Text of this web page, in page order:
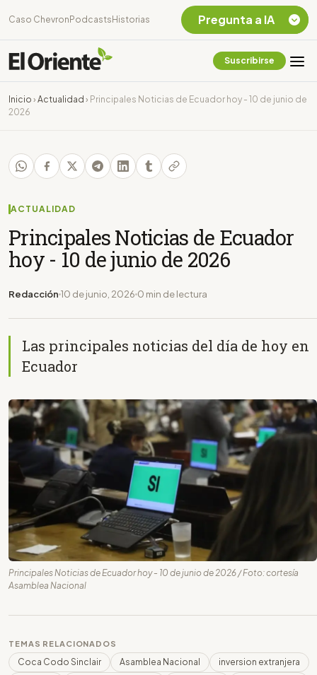
Caso Chevron Podcasts Historias
Suscribirse
Inicio › Actualidad › Principales Noticias de Ecuador hoy - 10 de junio de
2026
ACTUALIDAD
Principales Noticias de Ecuador
hoy - 10 de junio de 2026
Redacción 10 de junio, 2026 0 min de lectura
Las principales noticias del día de hoy en
Ecuador
Principales Noticias de Ecuador hoy - 10 de junio de 2026 / Foto: cortesía
Asamblea Nacional
TEMAS RELACIONADOS
Coca Codo Sinclair Asamblea Nacional
inversion extranjera
Pregunta a IA
Chevron Ecuador